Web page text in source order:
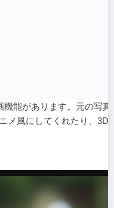
機能があります。元の写
メ風にしてくれたり、3D